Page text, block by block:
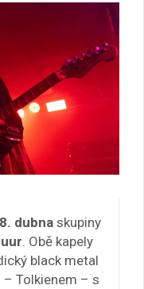
dubna skupiny
. Obě kapely
black metal
Tolkienem – s